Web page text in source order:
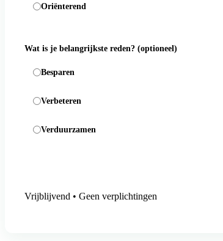
Oriënterend
Wat is je belangrijkste reden? (optioneel)
Besparen
Verbeteren
Verduurzamen
Vrijblijvend • Geen verplichtingen